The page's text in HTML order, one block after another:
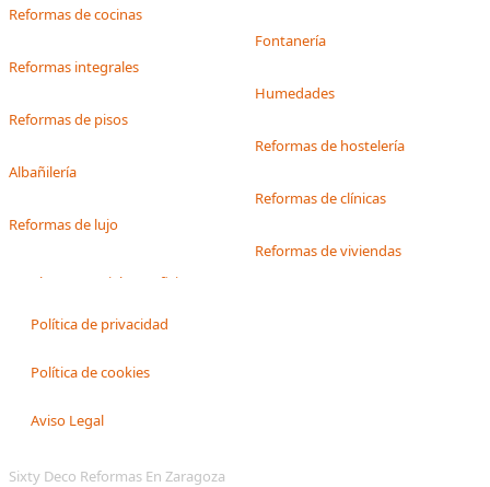
Reformas de cocinas
Reformas integrales
Reformas de pisos
Albañilería
Reformas de lujo
Fontanería
Humedades
Reformas de hostelería
Reformas de clínicas
Reformas de viviendas
Política de privacidad
Política de cookies
Aviso Legal
Sixty Deco Reformas En Zaragoza